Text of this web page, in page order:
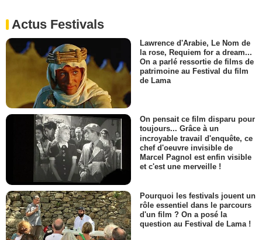
Actus Festivals
Lawrence d'Arabie, Le Nom de
la rose, Requiem for a dream...
On a parlé ressortie de films de
patrimoine au Festival du film
de Lama
On pensait ce film disparu pour
toujours... Grâce à un
incroyable travail d'enquête, ce
chef d'oeuvre invisible de
Marcel Pagnol est enfin visible
et c'est une merveille !
Pourquoi les festivals jouent un
rôle essentiel dans le parcours
d'un film ? On a posé la
question au Festival de Lama !